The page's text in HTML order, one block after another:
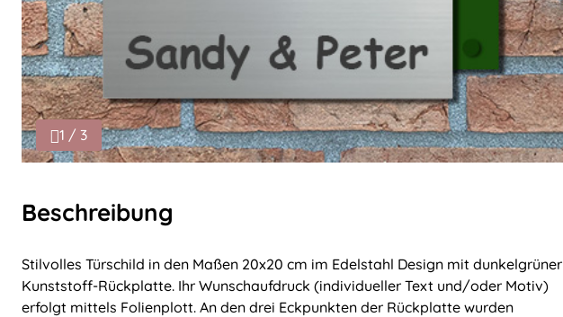
1 / 3
Beschreibung
Stilvolles Türschild in den Maßen 20x20 cm im Edelstahl Design mit dunkelgrüner
Kunststoff-Rückplatte. Ihr Wunschaufdruck (individueller Text und/oder Motiv)
erfolgt mittels Folienplott. An den drei Eckpunkten der Rückplatte wurden